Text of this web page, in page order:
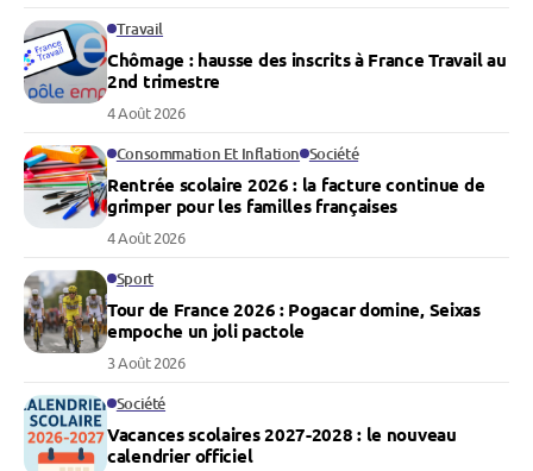
Travail
Chômage : hausse des inscrits à France Travail au
2nd trimestre
4 Août 2026
Consommation Et Inflation Société
Rentrée scolaire 2026 : la facture continue de
grimper pour les familles françaises
4 Août 2026
Sport
Tour de France 2026 : Pogacar domine, Seixas
empoche un joli pactole
3 Août 2026
Société
Vacances scolaires 2027-2028 : le nouveau
calendrier officiel